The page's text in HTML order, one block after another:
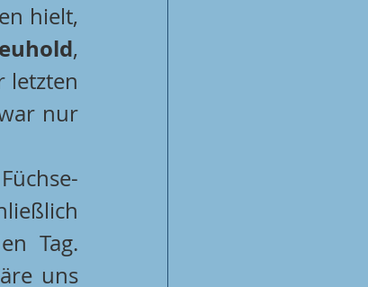
hielt,
,
letzten
nur
Tag.
uns